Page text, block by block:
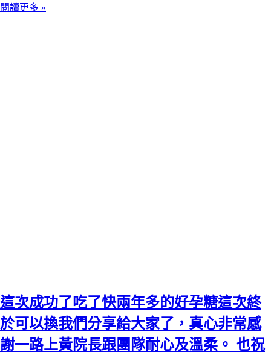
閱讀更多 »
這次成功了吃了快兩年多的好孕糖這次終
於可以換我們分享給大家了，真心非常感
謝一路上黃院長跟團隊耐心及溫柔。 也祝